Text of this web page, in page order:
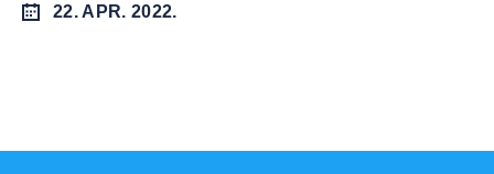
22. APR. 2022.